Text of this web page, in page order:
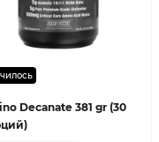
Decanate 381 gr (30